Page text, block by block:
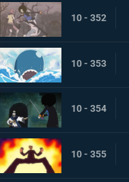
10 - 352
10 - 353
10 - 354
10 - 355